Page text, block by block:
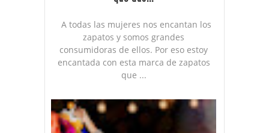
A todas las mujeres nos encantan los
zapatos y somos grandes
consumidoras de ellos. Por eso estoy
encantada con esta marca de zapatos
que ...